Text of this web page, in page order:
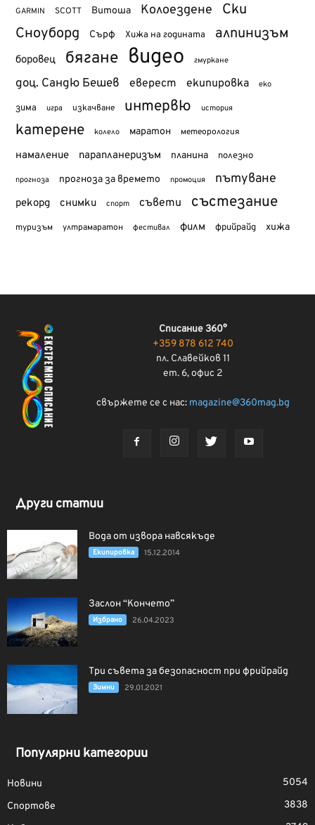
GARMIN SCOTT Витоша Колоездене Ски
Сноуборд Сърф Хижа на годината алпинизъм
боровец бягане видео гмуркане
доц. Сандю Бешев еверест екипировка еко
зима игра изкачване интервю история
катерене колело маратон метеорология
намаление парапланеризъм планина полезно
прогноза прогноза за времето промоция пътуване
рекорд снимки спорт съвети състезание
туризъм ултрамаратон фестивал филм фрийрайд хижа
Списание 360°
+359 878 612 740
пл. Славейков 11
ет. 6, офис 2
свържете се с нас: magazine@360mag.bg
Други статии
Вода от извора навсякъде
Екипировка 15.12.2014
Заслон “Кончето”
Избрано 26.04.2023
Три съвета за безопасност при фрийрайд
Зимни 29.01.2021
Популярни категории
Новини
5054
Спортове
3838